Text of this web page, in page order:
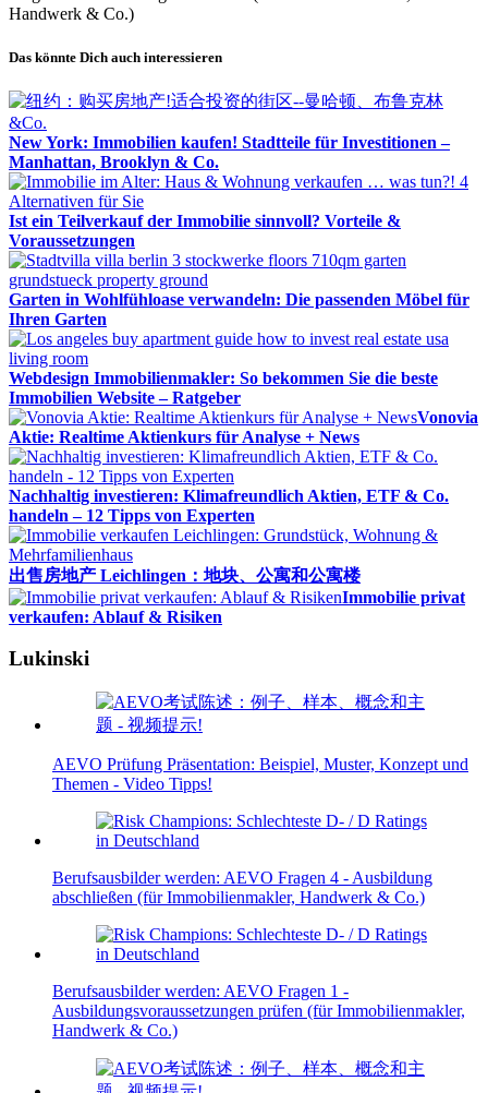
Handwerk & Co.)
Das könnte Dich auch interessieren
New York: Immobilien kaufen! Stadtteile für Investitionen –
Manhattan, Brooklyn & Co.
Ist ein Teilverkauf der Immobilie sinnvoll? Vorteile &
Voraussetzungen
Garten in Wohlfühloase verwandeln: Die passenden Möbel für
Ihren Garten
Webdesign Immobilienmakler: So bekommen Sie die beste
Immobilien Website – Ratgeber
Vonovia
Aktie: Realtime Aktienkurs für Analyse + News
Nachhaltig investieren: Klimafreundlich Aktien, ETF & Co.
handeln – 12 Tipps von Experten
出售房地产 Leichlingen：地块、公寓和公寓楼
Immobilie privat
verkaufen: Ablauf & Risiken
Lukinski
AEVO Prüfung Präsentation: Beispiel, Muster, Konzept und
Themen - Video Tipps!
Berufsausbilder werden: AEVO Fragen 4 - Ausbildung
abschließen (für Immobilienmakler, Handwerk & Co.)
Berufsausbilder werden: AEVO Fragen 1 -
Ausbildungsvoraussetzungen prüfen (für Immobilienmakler,
Handwerk & Co.)